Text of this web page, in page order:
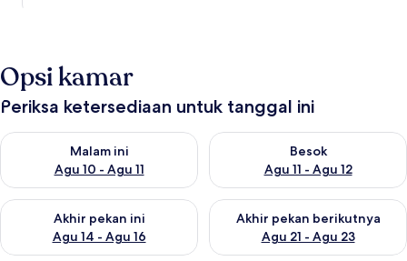
Opsi kamar
Periksa ketersediaan untuk tanggal ini
Malam ini
Agu 10 - Agu 11
Periksa ketersediaan untuk malam ini Agu 10 - Agu 11
Besok
Agu 11 - Agu 12
Periksa ketersediaan untuk
Akhir pekan ini
Agu 14 - Agu 16
Periksa ketersediaan untuk akhir pekan ini Agu 14 - Agu 16
Akhir pekan berikutnya
Agu 21 - Agu 23
Periksa ketersediaan untuk